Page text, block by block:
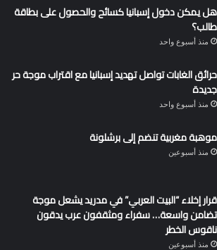
هل يمكن دخول إسبانيا كسائح والحصول على بطاقة
طالب؟
منذ أسبوع واحد
حرائق الغابات تواصل تهديد إسبانيا مع اقتراب موجة حر
جديدة
منذ أسبوع واحد
موهبة مغربية تنضم إلى برشلونة
منذ أسبوعين
قرار إخلاء “البيت العربي” في مدريد يشعل موجة
تضامن واسعة… سفراء ومثقفون عرب يدقون
ناقوس الخطر
منذ أسبوعين